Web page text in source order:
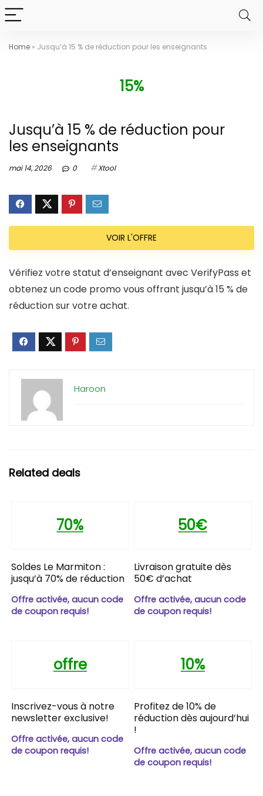
Home » Jusqu’à 15 % de réduction pour les enseignants
15%
Jusqu’à 15 % de réduction pour
les enseignants
mai 14, 2026 0 Xtool
VOIR L'OFFRE
Vérifiez votre statut d’enseignant avec VerifyPass et
obtenez un code promo vous offrant jusqu’à 15 % de
réduction sur votre achat.
Haroon
Related deals
70%
Soldes Le Marmiton :
jusqu’à 70% de réduction
Offre activée, aucun code
de coupon requis!
50€
Livraison gratuite dès
50€ d’achat
Offre activée, aucun code
de coupon requis!
offre
Inscrivez-vous à notre
newsletter exclusive!
Offre activée, aucun code
de coupon requis!
10%
Profitez de 10% de
réduction dès aujourd’hui
!
Offre activée, aucun code
de coupon requis!